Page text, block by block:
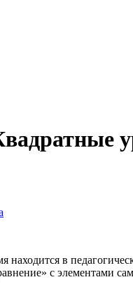
находится в
с элементами